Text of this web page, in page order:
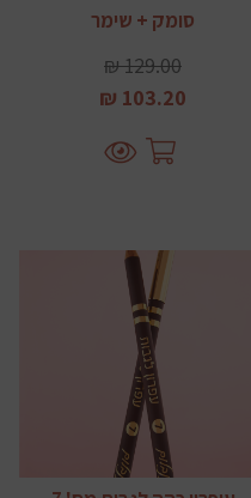
סומק + שימר
129.00 ₪
103.20 ₪